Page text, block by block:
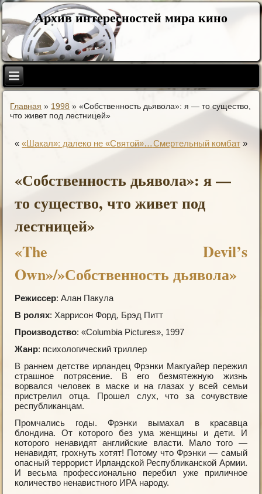
Архив интересностей мира кино
Главная » 1998 »«Собственность дьявола»: я — то существо,
что живет под лестницей»
««Шакал»: далеко не «Святой»…Смертельный комбат»
«Собственность дьявола»: я —
то существо, что живет под
лестницей»
«The Devil’s
Own»/»Собственность дьявола»
Режиссер: Алан Пакула
В ролях: Харрисон Форд, Брэд Питт
Производство: «Columbia Рictures», 1997
Жанр: психологический триллер
В раннем детстве ирландец Фрэнки Макгуайер пережил
страшное потрясение. В его безмятежную жизнь
ворвался человек в маске и на глазах у всей семьи
пристрелил отца. Прошел слух, что за сочувствие
республиканцам.
Промчались годы. Фрэнки вымахал в красавца
блондина. От которого без ума женщины и дети. И
которого ненавидят английские власти. Мало того —
ненавидят, грохнуть хотят! Потому что Фрэнки — самый
опасный террорист Ирландской Республиканской Армии.
И весьма профессионально перебил уже приличное
количество ненавистного ИРА народу.